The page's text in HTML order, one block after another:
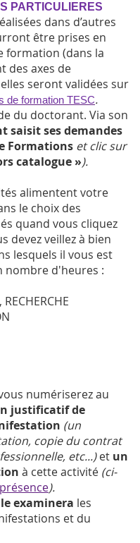
PARTICULIERES
dans d’autres
être prises en
formation (dans la
des axes de
seront validées sur
de formation TESC.
du doctorant. Via son
saisit ses demandes
Formations et clic sur
catalogue »).
alimentent votre
le choix des
quand vous cliquez
devez veillez à bien
lesquels il vous est
nombre d'heures :
numériserez au
justificatif de
(un
copie du contrat
etc...)et un
à cette activité (ci-
).
examinera les
et du